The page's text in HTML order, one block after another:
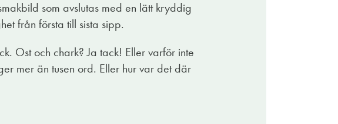
som avslutas med en lätt kryddig
från första till sista sipp.
Ost och chark? Ja tack! Eller varför inte
mer än tusen ord. Eller hur var det där